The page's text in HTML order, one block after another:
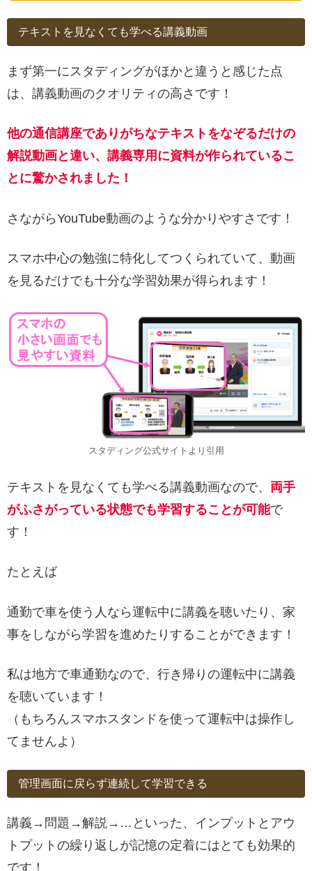
テキストを見なくても学べる講義動画
まず第一にスタディングがほかと違うと感じた点
は、講義動画のクオリティの高さです！
他の通信講座でありがちなテキストをなぞるだけの
解説動画と違い、講義専用に資料が作られているこ
とに驚かされました！
さながらYouTube動画のような分かりやすさです！
スマホ中心の勉強に特化してつくられていて、動画
を見るだけでも十分な学習効果が得られます！
スタディング公式サイトより引用
テキストを見なくても学べる講義動画なので、 両手
がふさがっている状態でも学習することが可能で
す！
たとえば
通勤で車を使う人なら運転中に講義を聴いたり、家
事をしながら学習を進めたりすることができます！
私は地方で車通勤なので、行き帰りの運転中に講義
を聴いています！
（もちろんスマホスタンドを使って運転中は操作し
てませんよ）
管理画面に戻らず連続して学習できる
講義→問題→解説→…といった、インプットとアウ
トプットの繰り返しが記憶の定着にはとても効果的
です！